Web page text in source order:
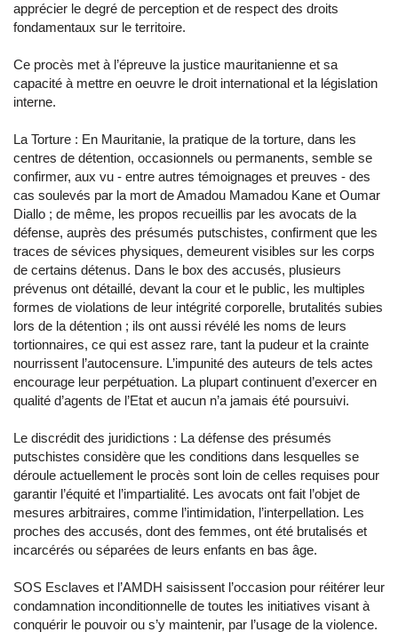
apprécier le degré de perception et de respect des droits
fondamentaux sur le territoire.
Ce procès met à l’épreuve la justice mauritanienne et sa
capacité à mettre en oeuvre le droit international et la législation
interne.
La Torture : En Mauritanie, la pratique de la torture, dans les
centres de détention, occasionnels ou permanents, semble se
confirmer, aux vu - entre autres témoignages et preuves - des
cas soulevés par la mort de Amadou Mamadou Kane et Oumar
Diallo ; de même, les propos recueillis par les avocats de la
défense, auprès des présumés putschistes, confirment que les
traces de sévices physiques, demeurent visibles sur les corps
de certains détenus. Dans le box des accusés, plusieurs
prévenus ont détaillé, devant la cour et le public, les multiples
formes de violations de leur intégrité corporelle, brutalités subies
lors de la détention ; ils ont aussi révélé les noms de leurs
tortionnaires, ce qui est assez rare, tant la pudeur et la crainte
nourrissent l’autocensure. L’impunité des auteurs de tels actes
encourage leur perpétuation. La plupart continuent d’exercer en
qualité d’agents de l’Etat et aucun n’a jamais été poursuivi.
Le discrédit des juridictions : La défense des présumés
putschistes considère que les conditions dans lesquelles se
déroule actuellement le procès sont loin de celles requises pour
garantir l’équité et l’impartialité. Les avocats ont fait l’objet de
mesures arbitraires, comme l’intimidation, l’interpellation. Les
proches des accusés, dont des femmes, ont été brutalisés et
incarcérés ou séparées de leurs enfants en bas âge.
SOS Esclaves et l’AMDH saisissent l’occasion pour réitérer leur
condamnation inconditionnelle de toutes les initiatives visant à
conquérir le pouvoir ou s’y maintenir, par l’usage de la violence.